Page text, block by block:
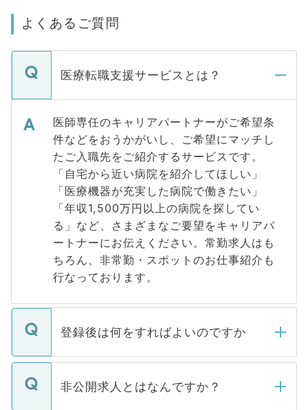
よくあるご質問
医療転職支援サービスとは？
医師専任のキャリアパートナーがご希望条
件などをおうかがいし、ご希望にマッチし
たご入職先をご紹介するサービスです。
「自宅から近い病院を紹介してほしい」
「医療機器が充実した病院で働きたい」
「年収1,500万円以上の病院を探してい
る」など、さまざまなご要望をキャリアパ
ートナーにお伝えください。常勤求人はも
ちろん、非常勤・スポットのお仕事紹介も
行なっております。
登録後は何をすればよいのですか
ご登録いただきましたら、弊社担当者がご
登録内容を確認し、その後メールもしくは
非公開求人とはなんですか？